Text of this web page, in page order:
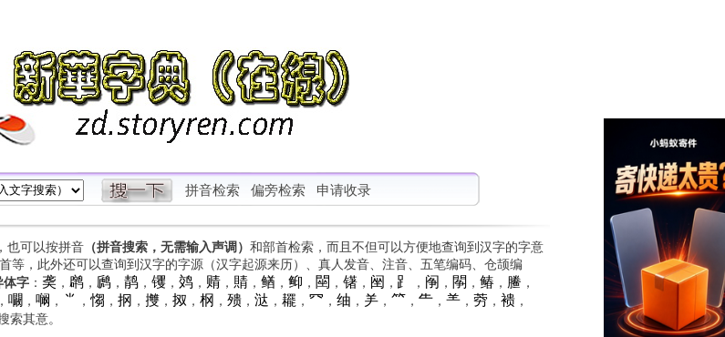
拼音检索 偏旁检索 申请收录
也可以按拼音（拼音搜索，无需输入声调） 和部首检索，而且不但可以方便地查询到汉字的字意
等，此外还可以查询到汉字的字源（汉字起源来历）、真人发音、注音、五笔编码、仓颉编
体字： 䶮 ， 䴙， 䴘， 䴖， 䦆， 䴔， 䞍， 䝼， 䲡 ， 䲟 ， 䦟 ， 䦃， 䦷 ， ⻊ ， 䦶 ， 䦛 ， 䲠 ， 䲢 ，
， 㘚 ， 㘎 ， ⺌ ， 㥮 ， 㧏 ， 㩳， 㧐 ， 㭎 ， 㱮， 㳠 ， 䎱 ， ⺳ ， 䌷 ， ⺶， ⺮ ， ⺧， ⺷， 䓖， 䙌，
索其意。